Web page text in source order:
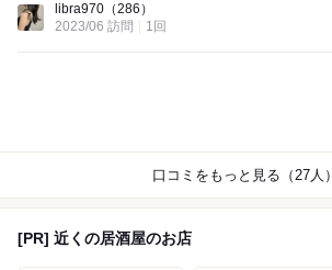
libra970 （286）
2023/06 訪問
1回
口コミをもっと見る（27人）
[PR] 近くの居酒屋のお店